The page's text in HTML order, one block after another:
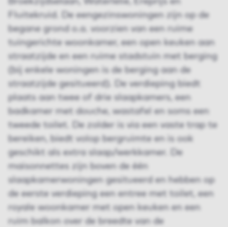
Fluitekruid. De eengezinswoningen zijn op de
begane grond o.a. voorzien van een ruime
tuingerichte woonkamer, een open keuken aan
straatzijde en een ruime stadstuin met berging
(bij enkele woningen is de berging aan de
straatzijde gesitueerd). De verdieping biedt
plaats aan twee of drie slaapkamers, een
badkamer met douche, wastafel en soms een
tweede toilet. De zolder is via een vaste trap te
bereiken, biedt volop bergruimte en is ook
geschikt als extra slaap/werkkamer. De
maisonnettes zijn boven de één
slaapkamerwoningen gesitueerd en hebben op
de eerste verdieping een entree met toilet, een
royale woonkamer met open keuken en een
ruim balkon over de breedte van de